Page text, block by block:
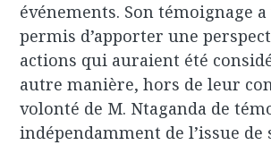
événements. Son témoignage
permis d’apporter une
actions qui auraient été
autre manière, hors de leur
volonté de M. Ntaganda de
indépendamment de l’issue de